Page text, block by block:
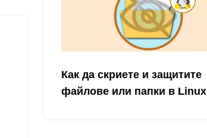
Как да скриете и защитите
файлове или папки в Linux